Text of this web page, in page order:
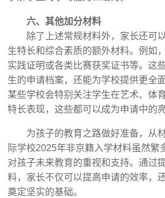
六、其他加分材料
除了上述常规材料外，家长还可
生特长和综合素质的额外材料。例如
实践证明或各类比赛获奖证书等。这
生的申请档案，还能为学校提供更全
某些学校会特别关注学生在艺术、体
特长表现，这些都可以成为申请中的亮
为孩子的教育之路做好准备，从
际学校2025年非京籍入学材料虽然繁
对孩子未来教育的重视和支持。通过
料，家长不仅可以提高申请的效率，
奠定坚实的基础。